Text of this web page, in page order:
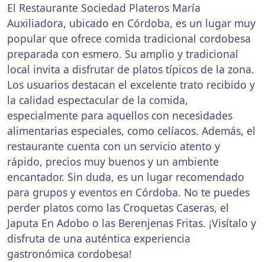
El Restaurante Sociedad Plateros María
Auxiliadora, ubicado en Córdoba, es un lugar muy
popular que ofrece comida tradicional cordobesa
preparada con esmero. Su amplio y tradicional
local invita a disfrutar de platos típicos de la zona.
Los usuarios destacan el excelente trato recibido y
la calidad espectacular de la comida,
especialmente para aquellos con necesidades
alimentarias especiales, como celíacos. Además, el
restaurante cuenta con un servicio atento y
rápido, precios muy buenos y un ambiente
encantador. Sin duda, es un lugar recomendado
para grupos y eventos en Córdoba. No te puedes
perder platos como las Croquetas Caseras, el
Japuta En Adobo o las Berenjenas Fritas. ¡Visítalo y
disfruta de una auténtica experiencia
gastronómica cordobesa!